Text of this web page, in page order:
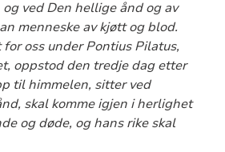
ved Den hellige ånd og av
menneske av kjøtt og blod.
oss under Pontius Pilatus,
oppstod den tredje dag etter
til himmelen, sitter ved
skal komme igjen i herlighet
og døde, og hans rike skal